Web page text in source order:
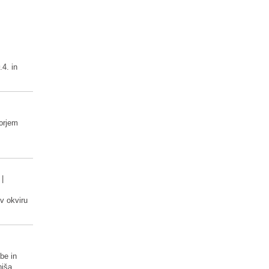
in
okviru
in